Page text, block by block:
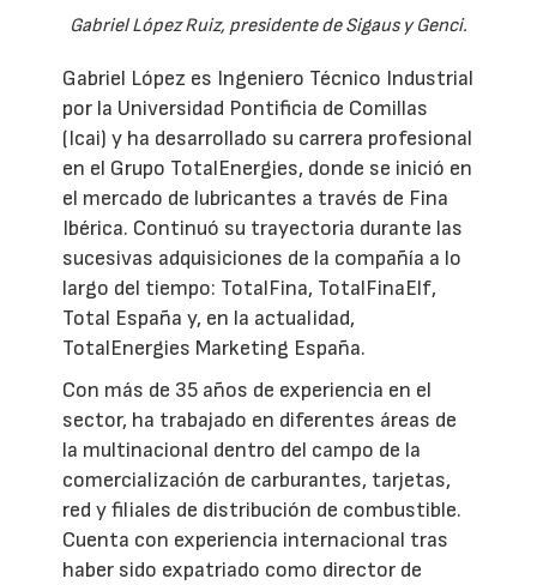
Gabriel López Ruiz, presidente de Sigaus y Genci.
Gabriel López es Ingeniero Técnico Industrial
por la Universidad Pontificia de Comillas
(Icai) y ha desarrollado su carrera profesional
en el Grupo TotalEnergies, donde se inició en
el mercado de lubricantes a través de Fina
Ibérica. Continuó su trayectoria durante las
sucesivas adquisiciones de la compañía a lo
largo del tiempo: TotalFina, TotalFinaElf,
Total España y, en la actualidad,
TotalEnergies Marketing España.
Con más de 35 años de experiencia en el
sector, ha trabajado en diferentes áreas de
la multinacional dentro del campo de la
comercialización de carburantes, tarjetas,
red y filiales de distribución de combustible.
Cuenta con experiencia internacional tras
haber sido expatriado como director de